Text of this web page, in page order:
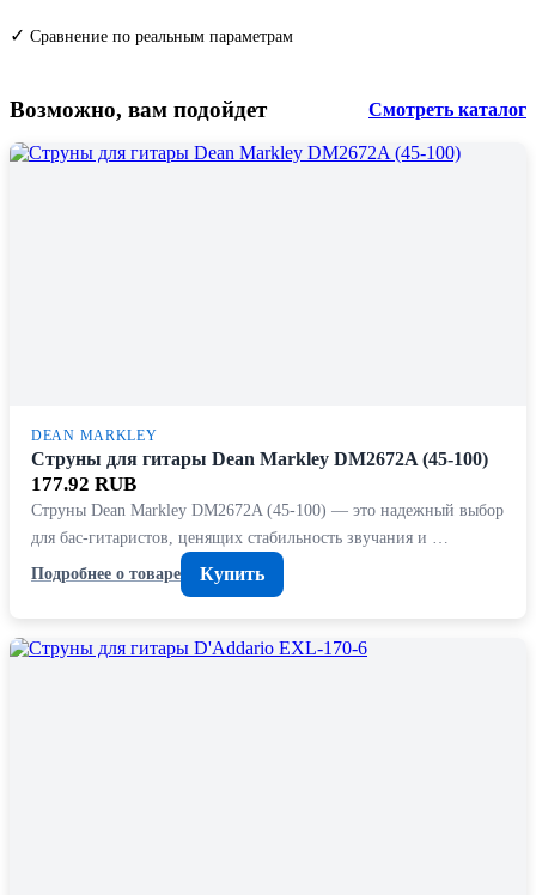
✓ Сравнение по реальным параметрам
Возможно, вам подойдет Смотреть каталог
DEAN MARKLEY
Струны для гитары Dean Markley DM2672A (45-100)
177.92 RUB
Струны Dean Markley DM2672A (45-100) — это надежный выбор
для бас-гитаристов, ценящих стабильность звучания и …
Подробнее о товаре
Купить